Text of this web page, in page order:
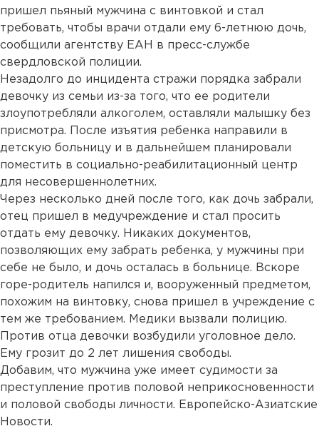
пришел пьяный мужчина с винтовкой и стал
требовать, чтобы врачи отдали ему 6-летнюю дочь,
сообщили агентству ЕАН в пресс-службе
свердловской полиции.
Незадолго до инцидента стражи порядка забрали
девочку из семьи из-за того, что ее родители
злоупотребляли алкоголем, оставляли малышку без
присмотра. После изъятия ребенка направили в
детскую больницу и в дальнейшем планировали
поместить в социально-реабилитационный центр
для несовершеннолетних.
Через несколько дней после того, как дочь забрали,
отец пришел в медучреждение и стал просить
отдать ему девочку. Никаких документов,
позволяющих ему забрать ребенка, у мужчины при
себе не было, и дочь осталась в больнице. Вскоре
горе-родитель напился и, вооруженный предметом,
похожим на винтовку, снова пришел в учреждение с
тем же требованием. Медики вызвали полицию.
Против отца девочки возбудили уголовное дело.
Ему грозит до 2 лет лишения свободы.
Добавим, что мужчина уже имеет судимости за
преступление против половой неприкосновенности
и половой свободы личности. Европейско-Азиатские
Новости.